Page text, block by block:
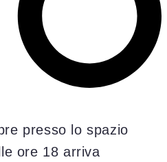
presso lo spazio
ore 18 arriva